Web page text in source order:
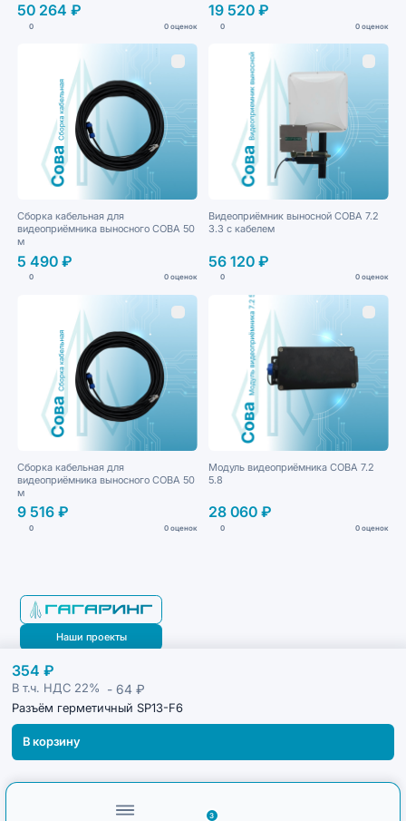
50 264 ₽
0 0 оценок
19 520 ₽
0 0 оценок
Сборка кабельная для
видеоприёмника выносного СОВА 50
м
5 490 ₽
0 0 оценок
Видеоприёмник выносной СОВА 7.2
3.3 с кабелем
56 120 ₽
0 0 оценок
Сборка кабельная для
видеоприёмника выносного СОВА 50
м
9 516 ₽
0 0 оценок
Модуль видеоприёмника СОВА 7.2
5.8
28 060 ₽
0 0 оценок
354 ₽
В т.ч. НДС 22% - 64 ₽
Разъём герметичный SP13-F6
В корзину
3
Наши проекты